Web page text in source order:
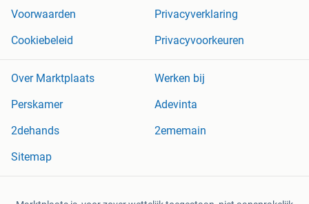
Voorwaarden
Privacyverklaring
Cookiebeleid
Privacyvoorkeuren
Over Marktplaats
Werken bij
Perskamer
Adevinta
2dehands
2ememain
Sitemap